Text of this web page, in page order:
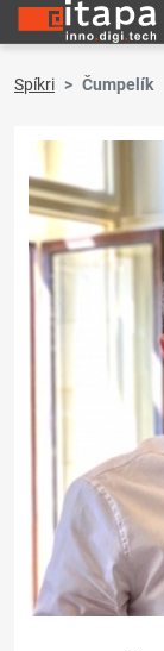
Spíkri Čumpelík